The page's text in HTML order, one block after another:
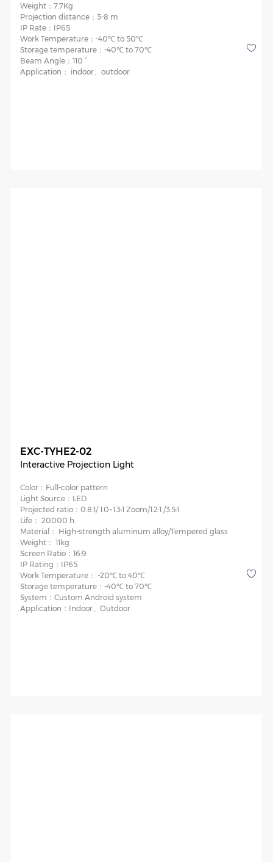
Weight： 7.7Kg
Projection distance： 3-8 m
IP Rate： IP65
Work Temperature： -40℃ to 50℃
Storage temperature： -40℃ to 70℃
Beam Angle： 110 °
Application： indoor、outdoor
EXC-TYHE2-02
Interactive Projection Light
Color： Full-color pattern
Light Source： LED
Projected ratio： 0.8:1/ 1.0~1.3:1 Zoom/1.2:1 /3.5:1
Life： 20000 h
Material： High-strength aluminum alloy/Tempered glass
Weight： 11kg
Screen Ratio： 16:9
IP Rating： IP65
Work Temperature： -20℃ to 40℃
Storage temperature： -40℃ to 70℃
System： Custom Android system
Application： Indoor、Outdoor